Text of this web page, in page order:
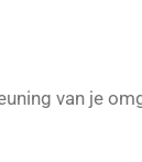
van je